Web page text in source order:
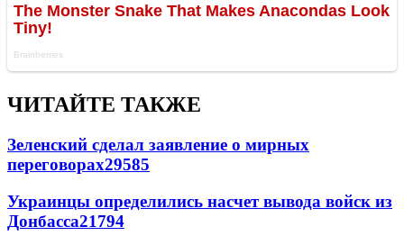
ЧИТАЙТЕ ТАКЖЕ
Зеленский сделал заявление о мирных
переговорах29585
Украинцы определились насчет вывода войск из
Донбасса21794